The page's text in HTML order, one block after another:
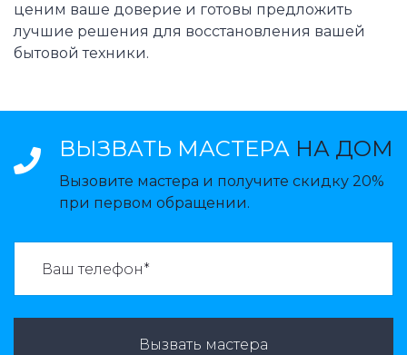
ценим ваше доверие и готовы предложить
лучшие решения для восстановления вашей
бытовой техники.
ВЫЗВАТЬ МАСТЕРА НА ДОМ
Вызовите мастера и получите скидку 20%
при первом обращении.
Вызвать мастера